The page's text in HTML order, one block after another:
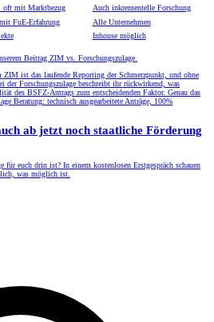
ab Juli
das BMWE keine neuen Anträge im
Für viele forschende KMU klingt das
wichtigste F&E-Förderung in
sogar entscheidende Vorteile. Hier das
7. Juli 2026, 12:00 Uhr, für alle
und laufende Auszahlungen
beim ZIM gestoppt?